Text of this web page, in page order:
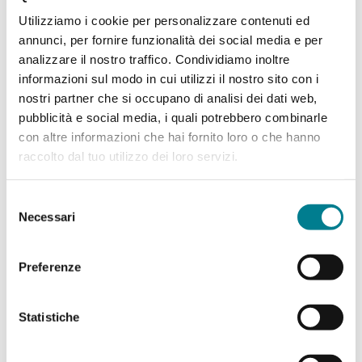
Utilizziamo i cookie per personalizzare contenuti ed
annunci, per fornire funzionalità dei social media e per
analizzare il nostro traffico. Condividiamo inoltre
informazioni sul modo in cui utilizzi il nostro sito con i
nostri partner che si occupano di analisi dei dati web,
pubblicità e social media, i quali potrebbero combinarle
con altre informazioni che hai fornito loro o che hanno
raccolto dal tuo utilizzo dei loro servizi.
delNecessari
Preferenze
Statistiche
monte, mentre la vettura 2 scende per gravità
verso valle.
Una volta raggiunta la stazione intermedia di
Pazzallo, se la ruota motrice è mossa nell’altra
direzione, il moto delle vetture s’inverte. La
vettura 2 è trainata verso la vetta e la vettura 1
Dato che la lunghezza delle due tratte è uguale,
contemporaneamente alle rispettive stazioni di
testa. Capito questo meccanismo, basta
precedentemente a monte, con una semplice